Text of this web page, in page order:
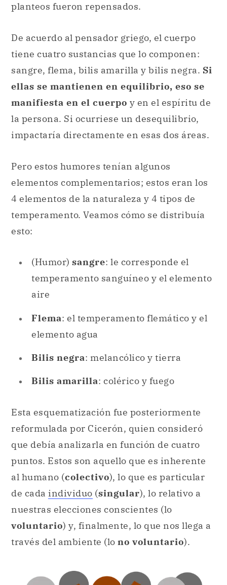
planteos fueron repensados.
De acuerdo al pensador griego, el cuerpo
tiene cuatro sustancias que lo componen:
sangre, flema, bilis amarilla y bilis negra. Si
ellas se mantienen en equilibrio, eso se
manifiesta en el cuerpo y en el espíritu de
la persona. Si ocurriese un desequilibrio,
impactaría directamente en esas dos áreas.
Pero estos humores tenían algunos
elementos complementarios; estos eran los
4 elementos de la naturaleza y 4 tipos de
temperamento. Veamos cómo se distribuía
esto:
(Humor) sangre: le corresponde el
temperamento sanguíneo y el elemento
aire
Flema: el temperamento flemático y el
elemento agua
Bilis negra: melancólico y tierra
Bilis amarilla: colérico y fuego
Esta esquematización fue posteriormente
reformulada por Cicerón, quien consideró
que debía analizarla en función de cuatro
puntos. Estos son aquello que es inherente
al humano (colectivo), lo que es particular
de cada individuo (singular), lo relativo a
nuestras elecciones conscientes (lo
voluntario) y, finalmente, lo que nos llega a
través del ambiente (lo no voluntario).